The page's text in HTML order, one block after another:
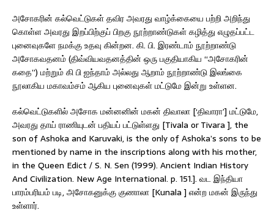
அசோகரின் கல்வெட்டுகள் தவிர அவரது வாழ்க்கையை பற்றி அறிந்து
கொள்ள அவரது இறப்பிற்குப் பிறகு நூற்றாண்டுகள் கழித்து எழுதப்பட்ட
புனைவுகளே நமக்கு உதவு கின்றன. கி. பி. இரண்டாம் நூற்றாண்டு
அசோகவதனம் (திவ்வியவதனத்தின் ஒரு பகுதியாகிய “அசோகரின்
கதை”) மற்றும் கி பி ஐந்தாம் அல்லது ஆறாம் நூற்றாண்டு இலங்கை
நூலாகிய மகாவம்சம் ஆகிய புனைவுகள் மட்டுமே இன்று உள்ளன.
கல்வெட்டுகளில் அசோக மன்னனின் மகன் திவாலா [‘திவாரா’] மட்டுமே,
அவரது தாய் ராணியுடன் பதியப் பட்டுள்ளது [Tivala or Tivara ], the
son of Ashoka and Karuvaki, is the only of Ashoka’s sons to be
mentioned by name in the inscriptions along with his mother,
in the Queen Edict / S. N. Sen (1999). Ancient Indian History
And Civilization. New Age International. p. 151.]. வட இந்தியா
பாரம்பரியம் படி, அசோகனுக்கு குணாலா [Kunala ] என்ற மகன் இருந்து
உள்ளார்.